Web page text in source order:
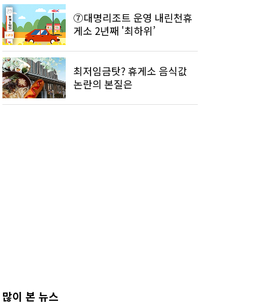
⑦대명리조트 운영 내린천휴
게소 2년째 '최하위’
최저임금탓? 휴게소 음식값
논란의 본질은
많이 본 뉴스